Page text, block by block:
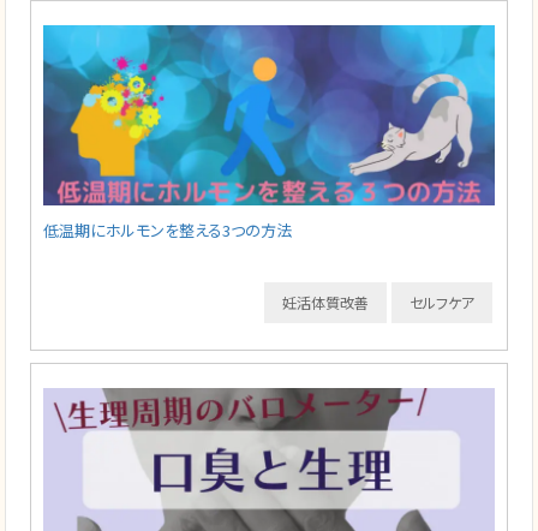
低温期にホルモンを整える3つの方法
セルフケア
妊活体質改善